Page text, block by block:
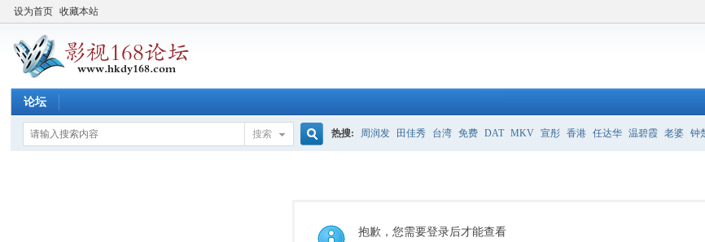
设为首页 收藏本站
论坛
搜索 热搜: 周润发 田佳秀 台湾 免费 DAT MKV 宣彤 香港 任达华 温碧霞 老婆 钟
抱歉，您需要登录后才能查看